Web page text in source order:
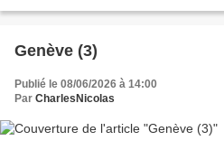
Genève (3)
Publié le 08/06/2026 à 14:00
Par CharlesNicolas